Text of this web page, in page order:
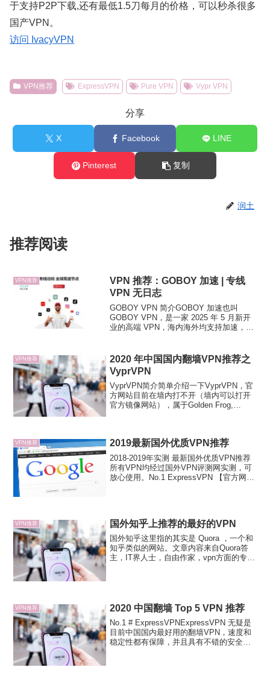
于支持P2P下载,还有最低1.5刀每月的价格，可以秒杀很多
国产VPN。
访问 IvacyVPN
VPN推荐 ExpressVPN Pure VPN Vypr VPN
分享
X Facebook LINE
Pinterest 复制
润土
推荐阅读
VPN推荐
VPN 推荐：GOBOY 加速 | 专线
VPN 无日志
GOBOY VPN 简介GOBOY 加速也叫
GOBOY VPN，是一家 2025 年 5 月新开
业的高端 VPN，海内海外均支持加速，
团队，开发 VPN 主要...
VPN推荐
2020 年中国国内翻墙VPN推荐之
VyprVPN
VyprVPN简介简单介绍一下VyprVPN，官
方网站目前在墙内打不开（墙内可以打开
官方镜像网站），属于Golden Frog,
VPN推荐 2019最新国外优质VPN推荐
2018-2019年实测 最新国外优质VPN推荐
所有VPN均经过国外VPN评测网实测，可
放心使用。No.1 ExpressVPN 【官方网
VPN推荐 国外知乎上推荐的最好的VPN
国外知乎这里指的其实是 Quora ，一个和
知乎类似的网站。文章内容来自Quora答
主，IT界人士，自由作家，vpn方面的专
VPN推荐 2020 中国翻墙 Top 5 VPN 推荐
No.1 # ExpressVPNExpressVPN 无疑是
目前中国国内最好用的翻墙VPN，速度和
稳定性都有保障，并且具有不错的安全